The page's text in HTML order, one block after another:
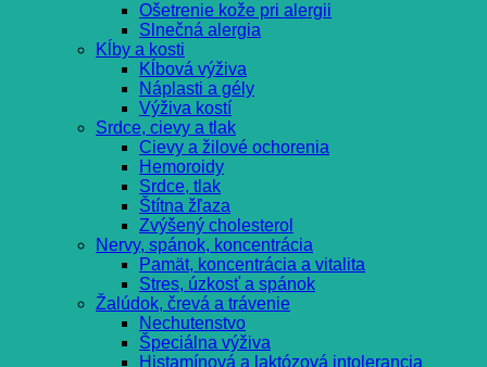
Ošetrenie kože pri alergii
Slnečná alergia
Kĺby a kosti
Kĺbová výživa
Náplasti a gély
Výživa kostí
Srdce, cievy a tlak
Cievy a žilové ochorenia
Hemoroidy
Srdce, tlak
Štítna žľaza
Zvýšený cholesterol
Nervy, spánok, koncentrácia
Pamät, koncentrácia a vitalita
Stres, úzkosť a spánok
Žalúdok, črevá a trávenie
Nechutenstvo
Špeciálna výživa
Histamínová a laktózová intolerancia